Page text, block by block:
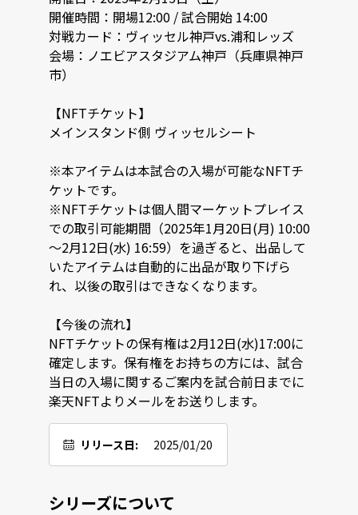
開催時間：開場12:00 / 試合開始 14:00
対戦カード：ヴィッセル神戸vs.浦和レッズ
会場：ノエビアスタジアム神戸（兵庫県神戸
市）
【NFTチケット】
メインスタンド側 ヴィッセルシート
※本アイテムは本試合の入場が可能なNFTチ
ケットです。
※NFTチケットは個人間マーケットプレイス
での取引可能期間（2025年1月20日(月) 10:00
～2月12日(水) 16:59）を過ぎると、出品して
いたアイテムは自動的に出品が取り下げら
れ、以後の取引はできなくなります。
【今後の流れ】
NFTチケットの保有権は2月12日(水)17:00に
確定します。保有権をお持ちの方には、試合
当日の入場に関するご案内を試合前日までに
楽天NFTよりメールをお送りします。
リリース日: 2025/01/20
シリーズについて